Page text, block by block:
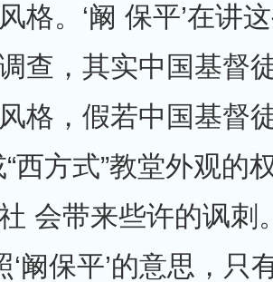
格。‘阚 保平’在讲
查，其实中国基督
格，假若中国基督
“西方式”教堂外观的
会带来些许的讽刺
‘阚保平’的意思，只